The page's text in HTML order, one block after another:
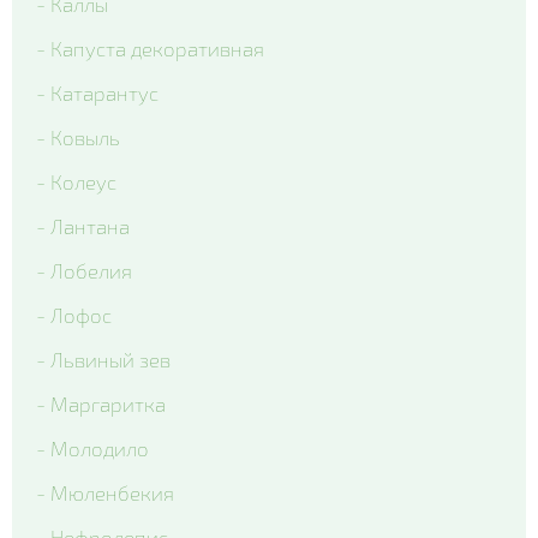
- Капуста декоративная
- Катарантус
- Ковыль
- Колеус
- Лантана
- Лобелия
- Лофос
- Львиный зев
- Маргаритка
- Молодило
- Мюленбекия